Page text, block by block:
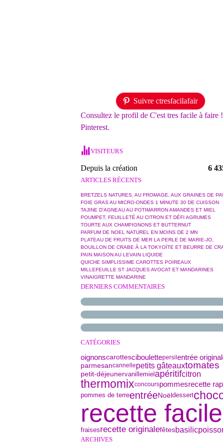
Suivre ctresfacilafair
Consultez le profil de C'est tres facile à faire
Pinterest.
VISITEURS
Depuis la création 6
ARTICLES RÉCENTS
BRETZELS NATURES, AU FROMAGE, AUX GRAINES DE
FOIE GRAS AU MICRO-ONDES 1 MINUTE 30 DE CUISSON
TAJINE D'AGNEAU AU POTIMARRON AMANDES ET MIEL
POUMPET, FEUILLETÉ AU CITRON ET DÉFI AGRUMES
TOURTE AUX CHAMPIGNONS ET BUTTERNUT
PARFUM DE NOEL NATUREL EN MOINS DE 2 MN
PLATEAU DE FRUITS DE MER LA PERLE DE MARIE-JO,
BOUILLON DE CRABE À LA TOKYOÏTE ET BEURRE DE
PAIN MAISON AU LEVAIN LIQUIDE
QUICHE SIMPLISSIME CAROTTES POIREAUX
MILLEFEUILLE ST JACQUES AVOCAT ET MANDARINES
VINAIGRETTE MANDARINE
DERNIERS COMMENTAIRES
CATÉGORIES
oignonscarottesciboulettepersilentrée
parmesancannellepetits gâteauxtomates
petit-déjeunervanillemielapéritifcitron
thermomixconcourspommesrecette
pommes de terreentréeNoëldessert
recette facile
fraisesrecette originalefêtesbasilic
ARCHIVES